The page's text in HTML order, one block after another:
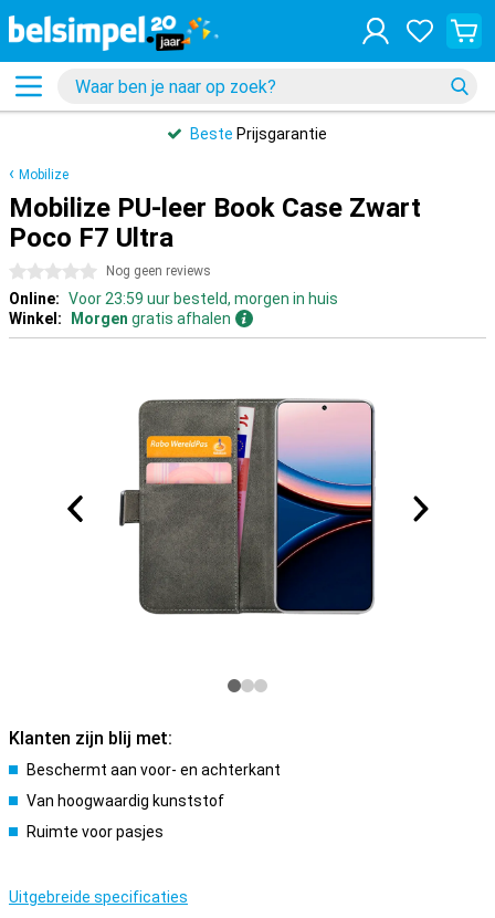
Beste Prijsgarantie
Mobilize
Mobilize PU-leer Book Case Zwart
Poco F7 Ultra
0 sterren Nog geen reviews
Online: Voor 23:59 uur besteld, morgen in huis
Winkel:
Morgen gratis afhalen
Klanten zijn blij met:
Beschermt aan voor- en achterkant
Van hoogwaardig kunststof
Ruimte voor pasjes
Uitgebreide specificaties